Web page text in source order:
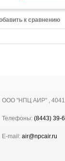
к сравнению
ООО "НПЦ АИР" ,
Телефоны: (8443) 39-
E-mail: air@npcair.ru